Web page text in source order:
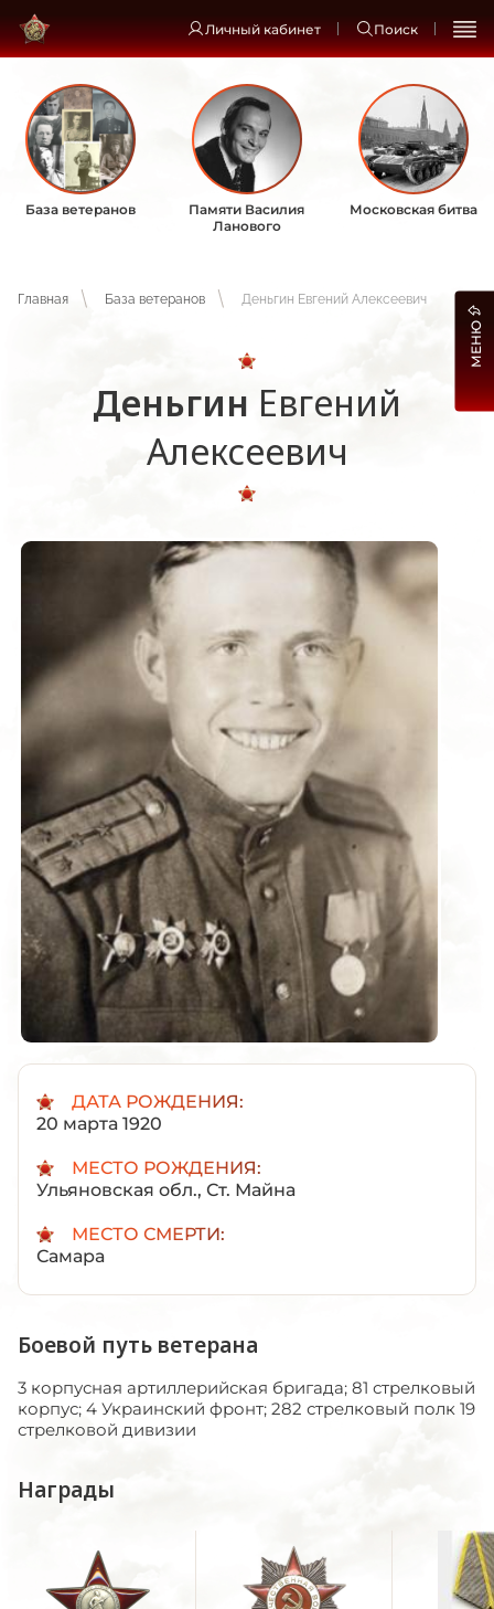
Личный кабинет Поиск
База ветеранов
Памяти Василия
Ланового
Московская битва
Главная База ветеранов Деньгин Евгений Алексеевич
Деньгин Евгений
Алексеевич
ДАТА РОЖДЕНИЯ:
20 марта 1920
МЕСТО РОЖДЕНИЯ:
Ульяновская обл., Ст. Майна
МЕСТО СМЕРТИ:
Самара
Боевой путь ветерана
3 корпусная артиллерийская бригада; 81 стрелковый
корпус; 4 Украинский фронт; 282 стрелковый полк 19
стрелковой дивизии
Награды
МЕНЮ